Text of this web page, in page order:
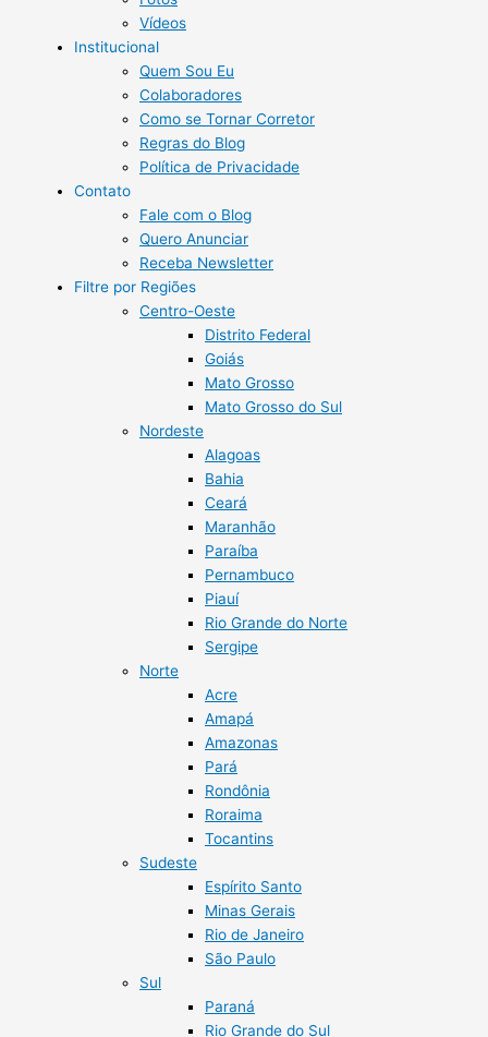
Vídeos
Institucional
Quem Sou Eu
Colaboradores
Como se Tornar Corretor
Regras do Blog
Política de Privacidade
Contato
Fale com o Blog
Quero Anunciar
Receba Newsletter
Filtre por Regiões
Centro-Oeste
Distrito Federal
Goiás
Mato Grosso
Mato Grosso do Sul
Nordeste
Alagoas
Bahia
Ceará
Maranhão
Paraíba
Pernambuco
Piauí
Rio Grande do Norte
Sergipe
Norte
Acre
Amapá
Amazonas
Pará
Rondônia
Roraima
Tocantins
Sudeste
Espírito Santo
Minas Gerais
Rio de Janeiro
São Paulo
Sul
Paraná
Rio Grande do Sul